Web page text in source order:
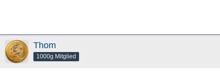
Thom
1000g Mitglied